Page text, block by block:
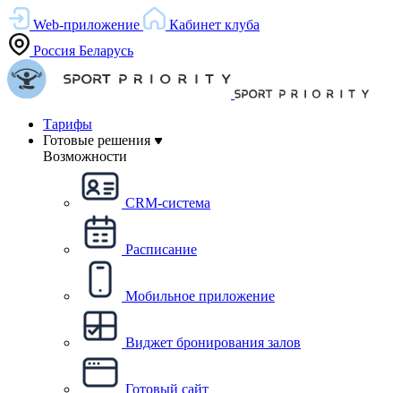
Web-приложение
Кабинет клуба
Россия Беларусь
Тарифы
Готовые решения
Возможности
CRM-система
Расписание
Мобильное приложение
Виджет бронирования залов
Готовый сайт